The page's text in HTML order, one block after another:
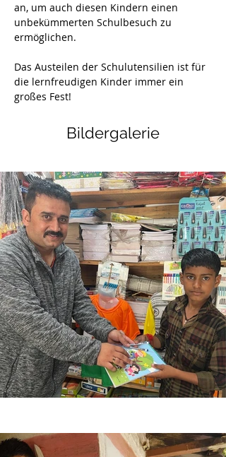
an, um auch diesen Kindern einen
unbekümmerten Schulbesuch zu
ermöglichen.
Das Austeilen der Schulutensilien ist für
die lernfreudigen Kinder immer ein
großes Fest!
Bildergalerie